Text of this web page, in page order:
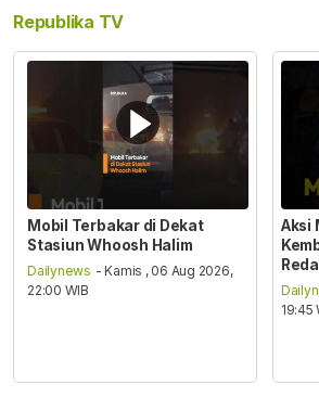
Republika TV
Mobil Terbakar di Dekat
Stasiun Whoosh Halim
Dailynews - Kamis , 06 Aug 2026,
22:00 WIB
Aksi
19:45